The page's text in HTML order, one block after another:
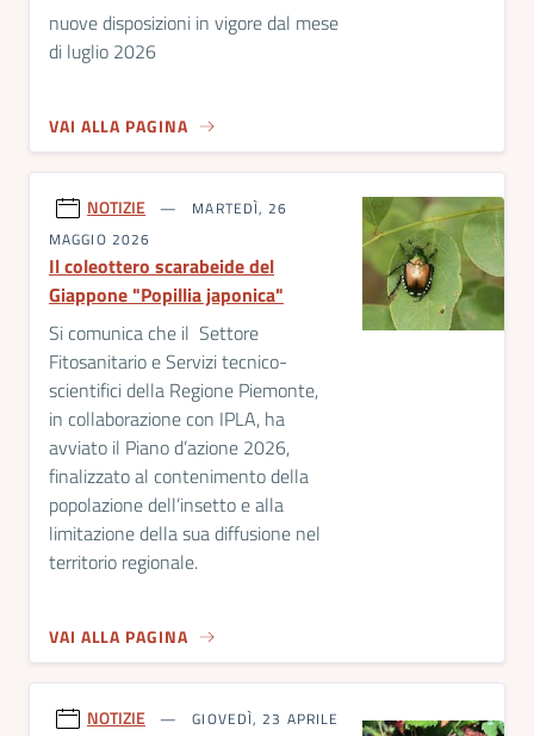
nuove disposizioni in vigore dal mese
di luglio 2026
VAI ALLA PAGINA
NOTIZIE
MARTEDÌ, 26
MAGGIO 2026
Il coleottero scarabeide del
Giappone "Popillia japonica"
Si comunica che il Settore
Fitosanitario e Servizi tecnico-
scientifici della Regione Piemonte,
in collaborazione con IPLA, ha
avviato il Piano d’azione 2026,
finalizzato al contenimento della
popolazione dell’insetto e alla
limitazione della sua diffusione nel
territorio regionale.
VAI ALLA PAGINA
NOTIZIE
GIOVEDÌ, 23 APRILE